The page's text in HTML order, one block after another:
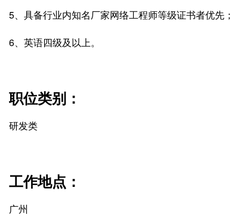
5、具备行业内知名厂家网络工程师等级证书者优先；
6、英语四级及以上。
职位类别：
研发类
工作地点：
广州